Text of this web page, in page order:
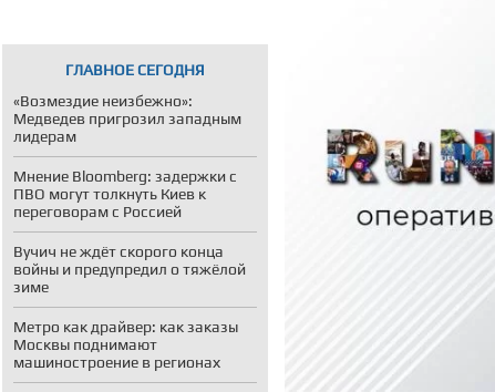
ГЛАВНОЕ СЕГОДНЯ
«Возмездие неизбежно»:
Медведев пригрозил западным
лидерам
Мнение Bloomberg: задержки с
ПВО могут толкнуть Киев к
переговорам с Россией
Вучич не ждёт скорого конца
войны и предупредил о тяжёлой
зиме
Метро как драйвер: как заказы
Москвы поднимают
машиностроение в регионах